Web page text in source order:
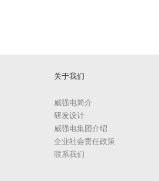
关于我们
威强电简介
研发设计
威强电集团介绍
企业社会责任政策
联系我们